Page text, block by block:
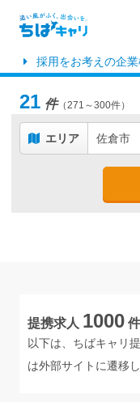
採用をお考えの企
21 件（271～300件）
エリア 佐倉市
提携求人 1000 件
以下は、ちばキャリ
は外部サイトに遷移し